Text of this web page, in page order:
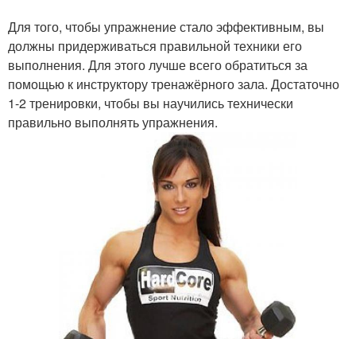
Для того, чтобы упражнение стало эффективным, вы
должны придерживаться правильной техники его
выполнения. Для этого лучше всего обратиться за
помощью к инструктору тренажёрного зала. Достаточно
1-2 тренировки, чтобы вы научились технически
правильно выполнять упражнения.